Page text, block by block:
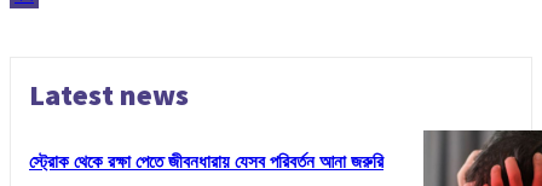
Latest news
স্ট্রোক থেকে রক্ষা পেতে জীবনধারায় যেসব পরিবর্তন আনা জরুরি